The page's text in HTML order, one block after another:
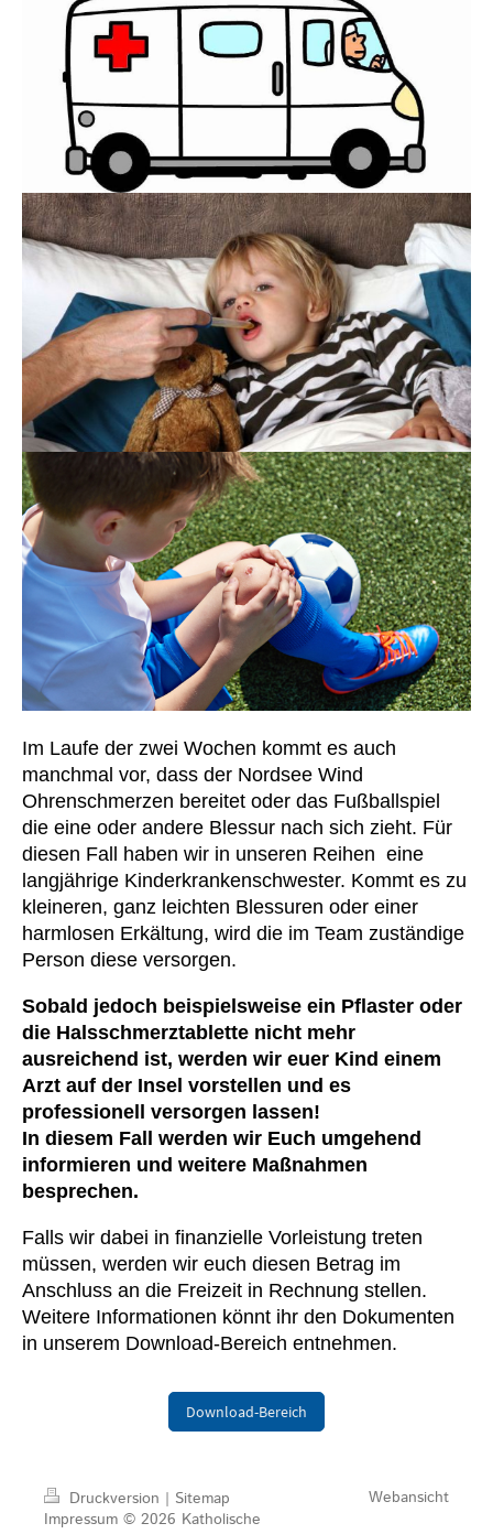
Im Laufe der zwei Wochen kommt es auch
manchmal vor, dass der Nordsee Wind
Ohrenschmerzen bereitet oder das Fußballspiel
die eine oder andere Blessur nach sich zieht. Für
diesen Fall haben wir in unseren Reihen eine
langjährige Kinderkrankenschwester. Kommt es zu
kleineren, ganz leichten Blessuren oder einer
harmlosen Erkältung, wird die im Team zuständige
Person diese versorgen.
Sobald jedoch beispielsweise ein Pflaster oder
die Halsschmerztablette nicht mehr
ausreichend ist, werden wir euer Kind einem
Arzt auf der Insel vorstellen und es
professionell versorgen lassen!
In diesem Fall werden wir Euch umgehend
informieren und weitere Maßnahmen
besprechen.
Falls wir dabei in finanzielle Vorleistung treten
müssen, werden wir euch diesen Betrag im
Anschluss an die Freizeit in Rechnung stellen.
Weitere Informationen könnt ihr den Dokumenten
in unserem Download-Bereich entnehmen.
Download-Bereich
Druckversion | Sitemap
Impressum © 2026 Katholische
Webansicht